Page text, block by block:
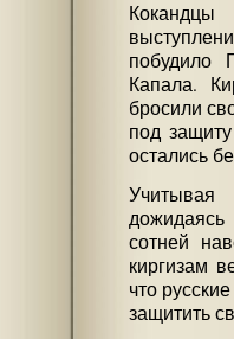
побудило
Капала.
бросили
под
остались
Учитывая
сотней
киргизам
что
защитить